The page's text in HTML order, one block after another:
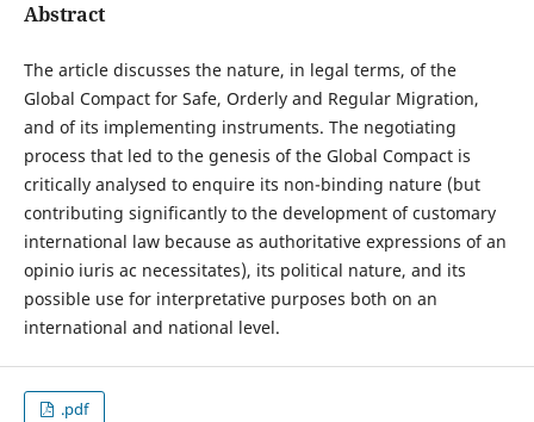
Abstract
The article discusses the nature, in legal terms, of the
Global Compact for Safe, Orderly and Regular Migration,
and of its implementing instruments. The negotiating
process that led to the genesis of the Global Compact is
critically analysed to enquire its non-binding nature (but
contributing significantly to the development of customary
international law because as authoritative expressions of an
opinio iuris ac necessitates), its political nature, and its
possible use for interpretative purposes both on an
international and national level.
.pdf